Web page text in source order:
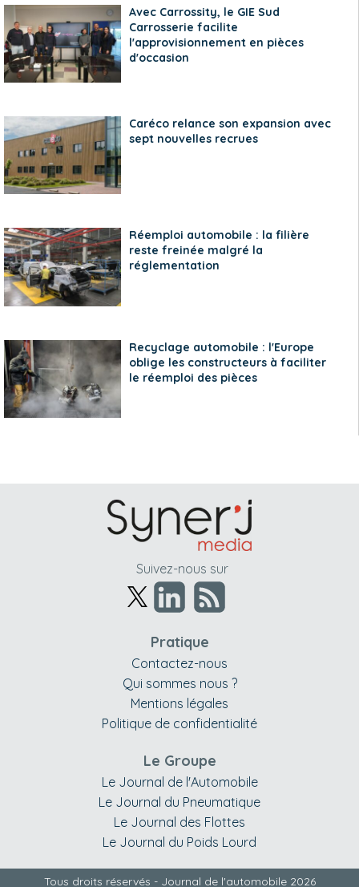
Avec Carrossity, le GIE Sud
Carrosserie facilite
l'approvisionnement en pièces
d'occasion
Caréco relance son expansion avec
sept nouvelles recrues
Réemploi automobile : la filière
reste freinée malgré la
réglementation
Recyclage automobile : l'Europe
oblige les constructeurs à faciliter
le réemploi des pièces
Suivez-nous sur
Pratique
Contactez-nous
Qui sommes nous ?
Mentions légales
Politique de confidentialité
Le Groupe
Le Journal de l'Automobile
Le Journal du Pneumatique
Le Journal des Flottes
Le Journal du Poids Lourd
Tous droits réservés - Journal de l'automobile 2026